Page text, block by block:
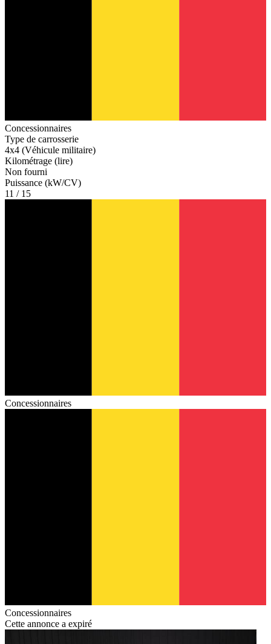
Concessionnaires
Type de carrosserie
4x4 (Véhicule militaire)
Kilométrage (lire)
Non fourni
Puissance (kW/CV)
11 / 15
Concessionnaires
Concessionnaires
Cette annonce a expiré